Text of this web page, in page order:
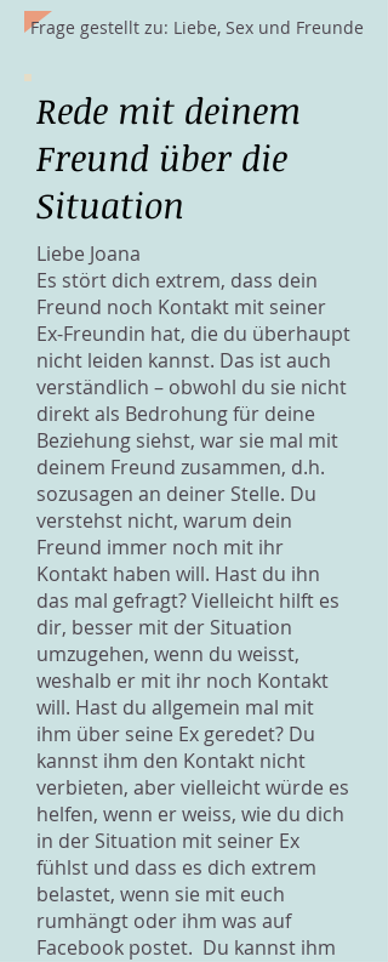
Frage gestellt zu: Liebe, Sex und Freunde
Rede mit deinem
Freund über die
Situation
Liebe Joana
Es stört dich extrem, dass dein
Freund noch Kontakt mit seiner
Ex-Freundin hat, die du überhaupt
nicht leiden kannst. Das ist auch
verständlich – obwohl du sie nicht
direkt als Bedrohung für deine
Beziehung siehst, war sie mal mit
deinem Freund zusammen, d.h.
sozusagen an deiner Stelle. Du
verstehst nicht, warum dein
Freund immer noch mit ihr
Kontakt haben will. Hast du ihn
das mal gefragt? Vielleicht hilft es
dir, besser mit der Situation
umzugehen, wenn du weisst,
weshalb er mit ihr noch Kontakt
will. Hast du allgemein mal mit
ihm über seine Ex geredet? Du
kannst ihm den Kontakt nicht
verbieten, aber vielleicht würde es
helfen, wenn er weiss, wie du dich
in der Situation mit seiner Ex
fühlst und dass es dich extrem
belastet, wenn sie mit euch
rumhängt oder ihm was auf
Facebook postet. Du kannst ihm